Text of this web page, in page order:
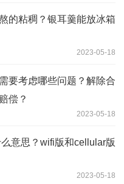
的粘稠？银耳羹能放冰箱
2023-05-18
要考虑哪些问题？解除合
偿？
2023-05-18
意思？wifi版和cellular版
2023-05-18